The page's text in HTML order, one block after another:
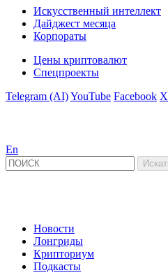
Искусственный интеллект
Дайджест месяца
Корпораты
Цены криптовалют
Спецпроекты
Telegram (AI)YouTube Facebook X
En
Новости
Лонгриды
Крипториум
Подкасты